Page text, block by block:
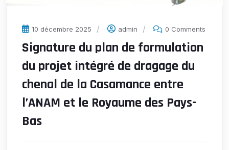
10 décembre 2025 admin 0 Comments
Signature du plan de formulation
du projet intégré de dragage du
chenal de la Casamance entre
l’ANAM et le Royaume des Pays-
Bas